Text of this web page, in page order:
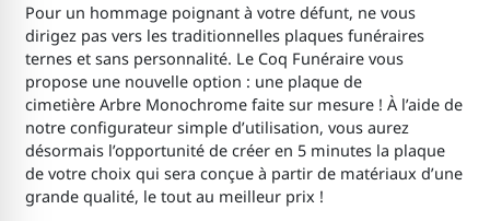
Pour un hommage poignant à votre défunt, ne vous
dirigez pas vers les traditionnelles plaques funéraires
ternes et sans personnalité. Le Coq Funéraire vous
propose une nouvelle option : une plaque de
cimetière Arbre Monochrome faite sur mesure ! À l’aide de
notre configurateur simple d’utilisation, vous aurez
désormais l’opportunité de créer en 5 minutes la plaque
de votre choix qui sera conçue à partir de matériaux d’une
grande qualité, le tout au meilleur prix !